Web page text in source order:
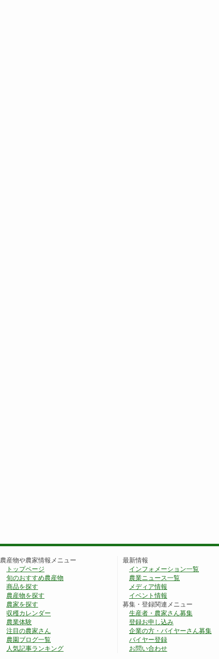
農産物や農家情報メニュー
トップページ
旬のおすすめ農産物
商品を探す
農産物を探す
農家を探す
収穫カレンダー
農業体験
注目の農家さん
農園ブログ一覧
人気記事ランキング
最新情報
インフォメーション一覧
農業ニュース一覧
メディア情報
イベント情報
募集・登録関連メニュー
生産者・農家さん募集
登録お申し込み
企業の方・バイヤーさん募集
バイヤー登録
お問い合わせ